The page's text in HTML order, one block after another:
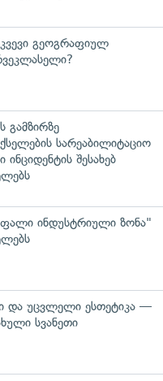
გეოგრაფიულ
გამზირზე
სარეაბილიტაციო
შესახებ
ინდუსტრიული ზონა"
და უცვლელი ესთეტიკა —
სვანეთი